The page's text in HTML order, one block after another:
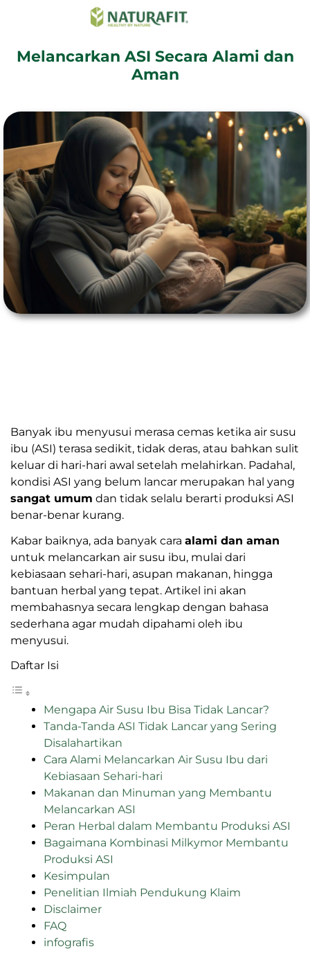
Melancarkan ASI Secara Alami dan
Aman
Banyak ibu menyusui merasa cemas ketika air susu
ibu (ASI) terasa sedikit, tidak deras, atau bahkan sulit
keluar di hari-hari awal setelah melahirkan. Padahal,
kondisi ASI yang belum lancar merupakan hal yang
sangat umum dan tidak selalu berarti produksi ASI
benar-benar kurang.
Kabar baiknya, ada banyak cara alami dan aman
untuk melancarkan air susu ibu, mulai dari
kebiasaan sehari-hari, asupan makanan, hingga
bantuan herbal yang tepat. Artikel ini akan
membahasnya secara lengkap dengan bahasa
sederhana agar mudah dipahami oleh ibu
menyusui.
Daftar Isi
Mengapa Air Susu Ibu Bisa Tidak Lancar?
Tanda-Tanda ASI Tidak Lancar yang Sering
Disalahartikan
Cara Alami Melancarkan Air Susu Ibu dari Kebiasaan
Sehari-hari
Makanan dan Minuman yang Membantu Melancarkan
ASI
Peran Herbal dalam Membantu Produksi ASI
Bagaimana Kombinasi Milkymor Membantu Produksi
ASI
Kesimpulan
Penelitian Ilmiah Pendukung Klaim
Disclaimer
FAQ
infografis